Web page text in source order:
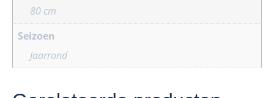
80 cm
Seizoen
Jaarrond